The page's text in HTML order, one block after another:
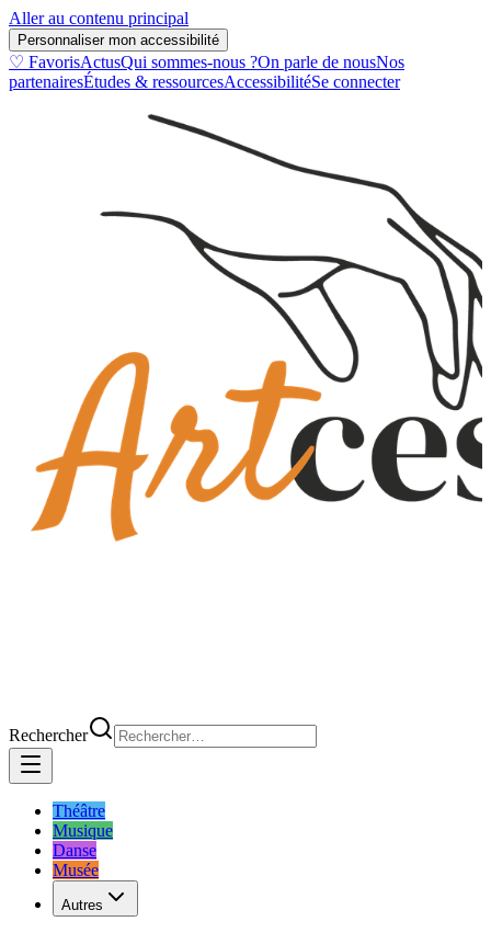
Aller au contenu principal
Personnaliser mon accessibilité
♡ FavorisActusQui sommes-nous ?On parle de nousNos
partenairesÉtudes & ressourcesAccessibilitéSe connecter
Rechercher
Théâtre
Musique
Danse
Musée
Autres